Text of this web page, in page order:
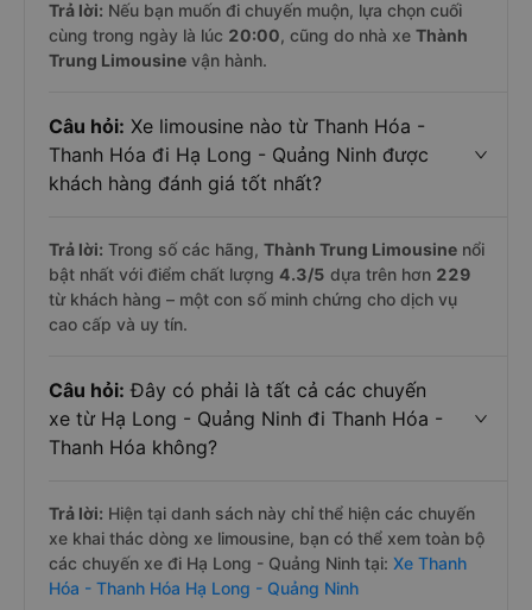
Trả lời: Nếu bạn muốn đi chuyến muộn, lựa chọn cuối
cùng trong ngày là lúc 20:00, cũng do nhà xe Thành
Trung Limousine vận hành.
Câu hỏi: Xe limousine nào từ Thanh Hóa -
Thanh Hóa đi Hạ Long - Quảng Ninh được
khách hàng đánh giá tốt nhất?
Trả lời: Trong số các hãng, Thành Trung Limousine nổi
bật nhất với điểm chất lượng 4.3/5 dựa trên hơn 229
từ khách hàng – một con số minh chứng cho dịch vụ
cao cấp và uy tín.
Câu hỏi: Đây có phải là tất cả các chuyến
xe từ Hạ Long - Quảng Ninh đi Thanh Hóa -
Thanh Hóa không?
Trả lời: Hiện tại danh sách này chỉ thể hiện các chuyến
xe khai thác dòng xe limousine, bạn có thể xem toàn bộ
các chuyến xe đi Hạ Long - Quảng Ninh tại: Xe Thanh
Hóa - Thanh Hóa Hạ Long - Quảng Ninh